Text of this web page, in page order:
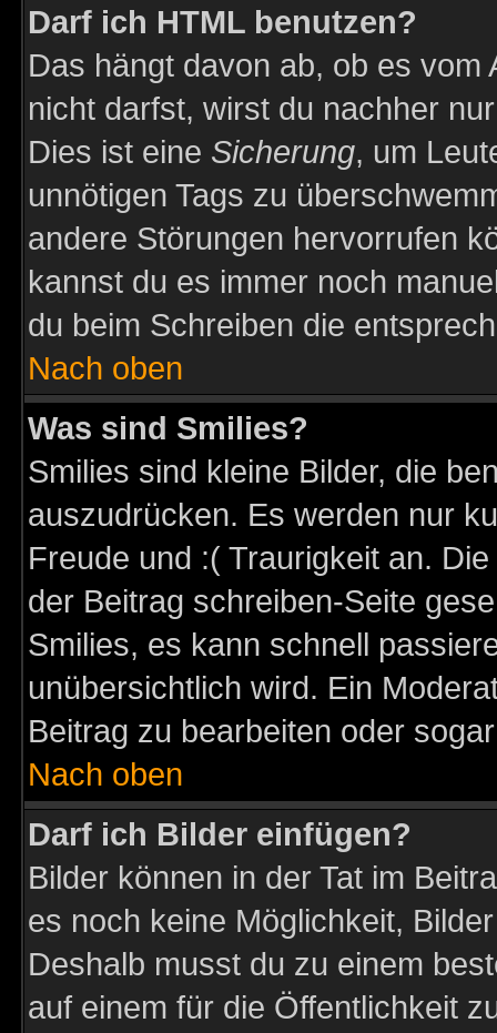
Darf ich HTML benutzen?
Das hängt davon ab, ob es
nicht darfst, wirst du nachher
Dies ist eine Sicherung, um
unnötigen Tags zu
andere Störungen hervorrufen
kannst du es immer noch
du beim Schreiben die
Nach oben
Was sind Smilies?
Smilies sind kleine Bilder, die
auszudrücken. Es werden nur
Freude und :( Traurigkeit an.
der Beitrag schreiben-Seite
Smilies, es kann schnell
unübersichtlich wird. Ein
Beitrag zu bearbeiten oder
Nach oben
Darf ich Bilder einfügen?
Bilder können in der Tat im
es noch keine Möglichkeit,
Deshalb musst du zu einem
auf einem für die Öffentlichkeit